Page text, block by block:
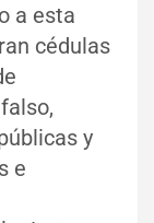
a esta
cédulas
y
e